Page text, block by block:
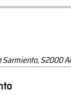
S2000